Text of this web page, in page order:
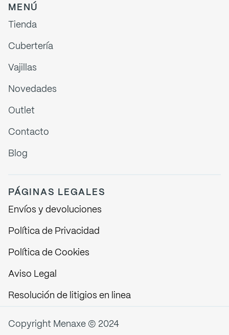
MENÚ
Tienda
Cubertería
Vajillas
Novedades
Outlet
Contacto
Blog
PÁGINAS LEGALES
Envíos y devoluciones
Política de Privacidad
Política de Cookies
Aviso Legal
Resolución de litigios en linea
Copyright Menaxe © 2024